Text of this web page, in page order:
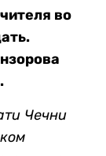
во
Чечни